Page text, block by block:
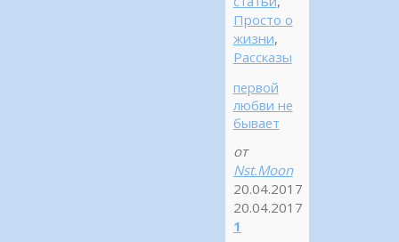
Просто о
жизни,
Рассказы
первой
любви не
бывает
от
Nst.Moon
20.04.2017
20.04.2017
1